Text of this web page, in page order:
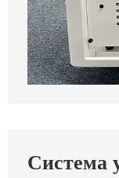
Система